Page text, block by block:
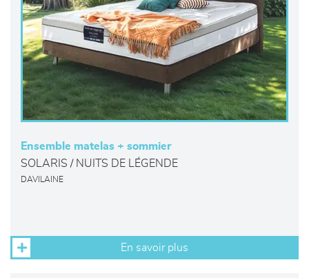
Ensemble matelas + sommier
SOLARIS / NUITS DE LÉGENDE
DAVILAINE
En savoir plus